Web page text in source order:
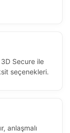
Secure ile
seçenekleri.
anlaşmalı